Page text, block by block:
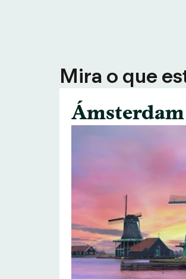
Mira o que
Ámsterdam